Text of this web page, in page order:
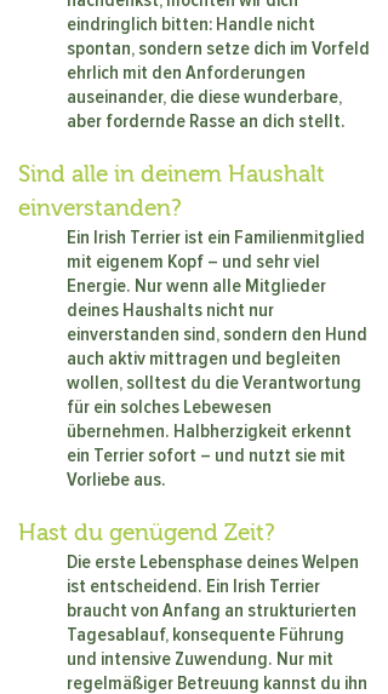
eindringlich bitten: Handle nicht
spontan, sondern setze dich im Vorfeld
ehrlich mit den Anforderungen
auseinander, die diese wunderbare,
aber fordernde Rasse an dich stellt.
Sind alle in deinem Haushalt
einverstanden?
Ein Irish Terrier ist ein Familienmitglied
mit eigenem Kopf – und sehr viel
Energie. Nur wenn alle Mitglieder
deines Haushalts nicht nur
einverstanden sind, sondern den Hund
auch aktiv mittragen und begleiten
wollen, solltest du die Verantwortung
für ein solches Lebewesen
übernehmen. Halbherzigkeit erkennt
ein Terrier sofort – und nutzt sie mit
Vorliebe aus.
Hast du genügend Zeit?
Die erste Lebensphase deines Welpen
ist entscheidend. Ein Irish Terrier
braucht von Anfang an strukturierten
Tagesablauf, konsequente Führung
und intensive Zuwendung. Nur mit
regelmäßiger Betreuung kannst du ihn